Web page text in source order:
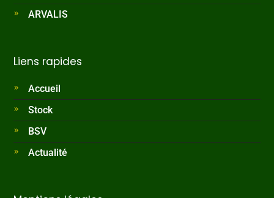
ARVALIS
Liens rapides
Accueil
Stock
BSV
Actualité